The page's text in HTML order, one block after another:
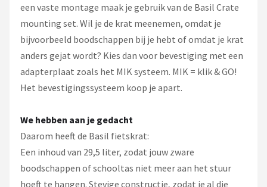
een vaste montage maak je gebruik van de Basil Crate
mounting set. Wil je de krat meenemen, omdat je
bijvoorbeeld boodschappen bij je hebt of omdat je krat
anders gejat wordt? Kies dan voor bevestiging met een
adapterplaat zoals het MIK systeem. MIK = klik & GO!
Het bevestigingssysteem koop je apart.
We hebben aan je gedacht
Daarom heeft de Basil fietskrat:
Een inhoud van 29,5 liter, zodat jouw zware
boodschappen of schooltas niet meer aan het stuur
hoeft te hangen. Stevige constructie, zodat je al die